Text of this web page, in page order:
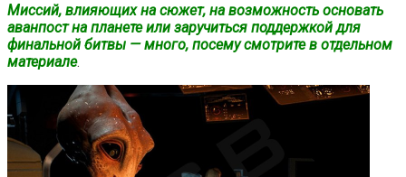
Миссий, влияющих на сюжет, на возможность основать
аванпост на планете или заручиться поддержкой для
финальной битвы — много, посему смотрите в отдельном
материале.